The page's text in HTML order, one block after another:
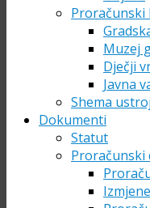
Proračunski
Muzej
Dječji
Javna
Shema
Dokumenti
Statut
Proračunski